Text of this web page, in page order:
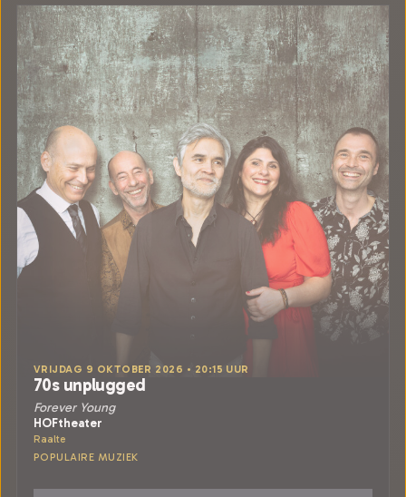
VRIJDAG 9 OKTOBER 2026 • 20:15 UUR
70s unplugged
Forever Young
HOFtheater
Raalte
POPULAIRE MUZIEK